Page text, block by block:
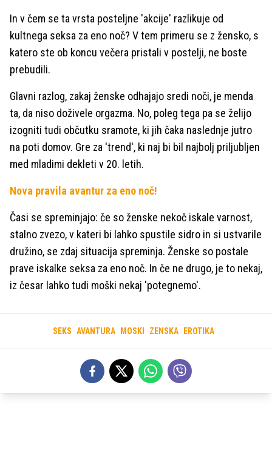
In v čem se ta vrsta posteljne 'akcije' razlikuje od
kultnega seksa za eno noč? V tem primeru se z žensko, s
katero ste ob koncu večera pristali v postelji, ne boste
prebudili.
Glavni razlog, zakaj ženske odhajajo sredi noči, je menda
ta, da niso doživele orgazma. No, poleg tega pa se želijo
izogniti tudi občutku sramote, ki jih čaka naslednje jutro
na poti domov. Gre za 'trend', ki naj bi bil najbolj priljubljen
med mladimi dekleti v 20. letih.
Nova pravila avantur za eno noč!
Časi se spreminjajo: če so ženske nekoč iskale varnost,
stalno zvezo, v kateri bi lahko spustile sidro in si ustvarile
družino, se zdaj situacija spreminja. Ženske so postale
prave iskalke seksa za eno noč. In če ne drugo, je to nekaj,
iz česar lahko tudi moški nekaj 'potegnemo'.
SEKS AVANTURA MOSKI ZENSKA EROTIKA